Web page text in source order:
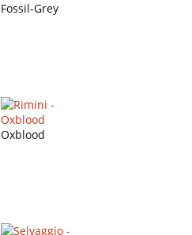
Fossil-Grey
Oxblood